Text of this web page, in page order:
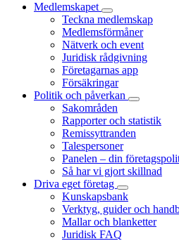
Medlemskapet
Teckna medlemskap
Medlemsförmåner
Nätverk och event
Juridisk rådgivning
Företagarnas app
Försäkringar
Politik och påverkan
Sakområden
Rapporter och statistik
Remissyttranden
Talespersoner
Panelen – din
Så har vi gjort skillnad
Driva eget företag
Kunskapsbank
Verktyg, guider och
Mallar och blanketter
Juridisk FAQ